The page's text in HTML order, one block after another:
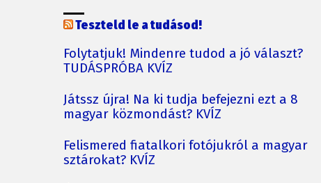
Teszteld le a tudásod!
Folytatjuk! Mindenre tudod a jó választ?
TUDÁSPRÓBA KVÍZ
Játssz újra! Na ki tudja befejezni ezt a 8
magyar közmondást? KVÍZ
Felismered fiatalkori fotójukról a magyar
sztárokat? KVÍZ